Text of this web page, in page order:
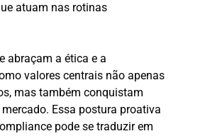
atuam nas rotinas
abraçam a ética e a
valores centrais não apenas
mas também conquistam
Essa postura proativa
pode se traduzir em